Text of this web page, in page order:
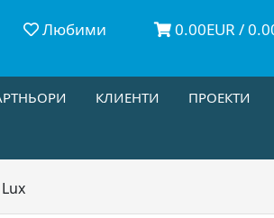
Любими 0.00EUR /
КЛИЕНТИ ПРОЕКТИ